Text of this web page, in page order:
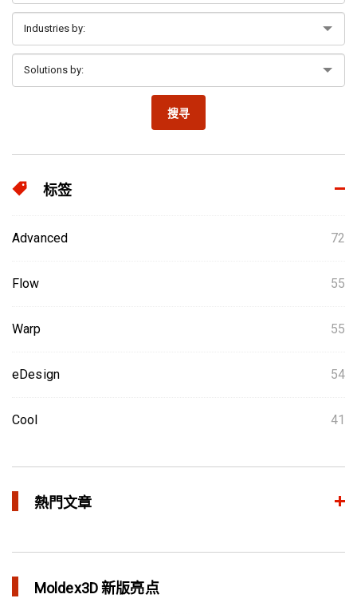
搜寻
标签
Advanced 72
Flow 55
Warp 55
eDesign 54
Cool 41
熱門文章
Moldex3D 新版亮点